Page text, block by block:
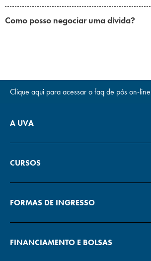
Como posso negociar uma dívida?
Clique aqui para acessar o faq de pós on-line
A UVA
CURSOS
FORMAS DE INGRESSO
FINANCIAMENTO E BOLSAS